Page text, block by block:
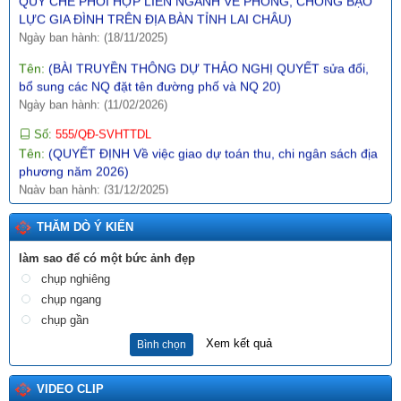
LỰC GIA ĐÌNH TRÊN ĐỊA BÀN TỈNH LAI CHÂU)
Ngày ban hành: (18/11/2025)
bổ sung các NQ đặt tên đường phố và NQ 20)
Ngày ban hành: (11/02/2026)
Tên:(QUYẾT ĐỊNH Về việc giao dự toán thu, chi ngân sách địa
phương năm 2026)
Ngày ban hành: (31/12/2025)
Số:289/2025/NĐ-CP
Tên:(NGHỊ ĐỊNH Hướng dẫn thi hành Nghị quyết số
197/2025/QH15 ngày 17 tháng 5 năm 2025 của Quốc hội về
một số cơ chế, chính sách đặc biệt tạo đột phá trong xây dựng
và tổ chức thi hành pháp luật)
Ngày ban hành: (10/12/2025)
Số:1987/SVHTTDL-VP
(V/v định hướng nội dung phổ biến, giáo dục pháp luật
tháng 6 năm 2026)
Ngày ban hành: (03/06/2026)
THĂM DÒ Ý KIẾN
làm sao để có một bức ảnh đẹp
chụp nghiêng
chụp ngang
chụp gần
Bình chọn Xem kết quả
VIDEO CLIP